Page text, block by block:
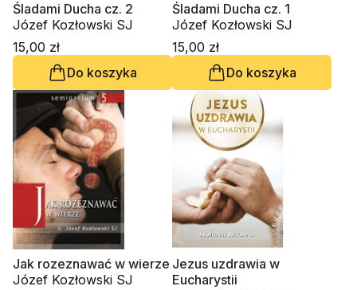
Śladami Ducha cz. 2
Józef Kozłowski SJ
15,00 zł
Do koszyka
Śladami Ducha cz. 1
Józef Kozłowski SJ
15,00 zł
Do koszyka
Jak rozeznawać w wierze
Józef Kozłowski SJ
Jezus uzdrawia w
Eucharystii